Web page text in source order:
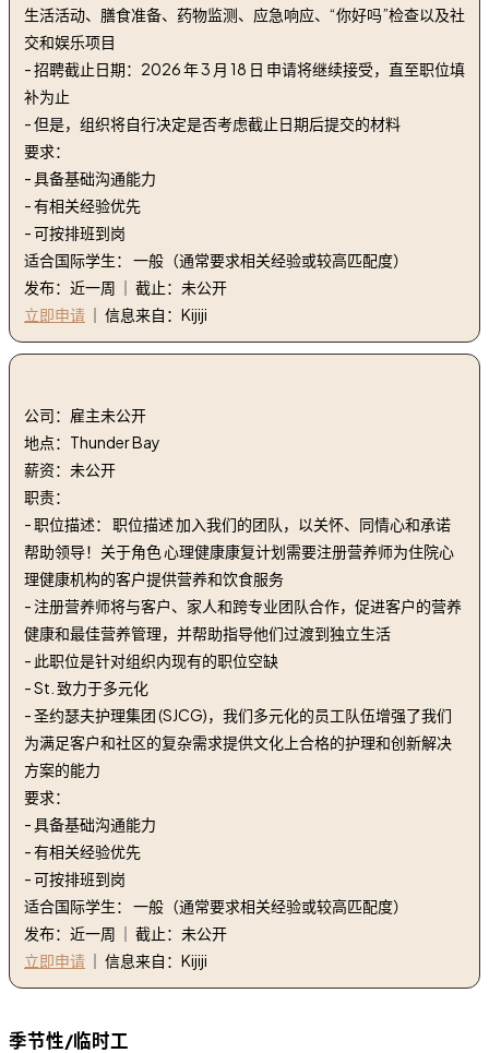
生活活动、膳食准备、药物监测、应急响应、“你好吗”检查以及社
交和娱乐项目
- 招聘截止日期：2026 年 3 月 18 日 申请将继续接受，直至职位填
补为止
- 但是，组织将自行决定是否考虑截止日期后提交的材料
要求：
- 具备基础沟通能力
- 有相关经验优先
- 可按排班到岗
适合国际学生： 一般（通常要求相关经验或较高匹配度）
发布：近一周 ｜ 截止：未公开
立即申请 ｜ 信息来自：Kijiji
公司：雇主未公开
地点：Thunder Bay
薪资：未公开
职责：
- 职位描述： 职位描述 加入我们的团队，以关怀、同情心和承诺
帮助领导！关于角色 心理健康康复计划需要注册营养师为住院心
理健康机构的客户提供营养和饮食服务
- 注册营养师将与客户、家人和跨专业团队合作，促进客户的营养
健康和最佳营养管理，并帮助指导他们过渡到独立生活
- 此职位是针对组织内现有的职位空缺
- St. 致力于多元化
- 圣约瑟夫护理集团 (SJCG)，我们多元化的员工队伍增强了我们
为满足客户和社区的复杂需求提供文化上合格的护理和创新解决
方案的能力
要求：
- 具备基础沟通能力
- 有相关经验优先
- 可按排班到岗
适合国际学生： 一般（通常要求相关经验或较高匹配度）
发布：近一周 ｜ 截止：未公开
立即申请 ｜ 信息来自：Kijiji
季节性/临时工